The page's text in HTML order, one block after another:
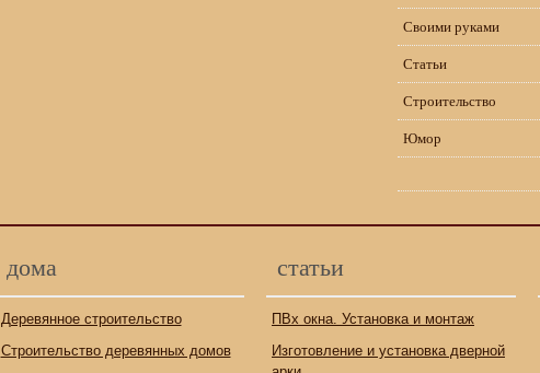
Своими руками
Статьи
Строительство
Юмор
дома
Деревянное строительство
Строительство деревянных домов
статьи
ПВх окна. Установка и монтаж
Изготовление и установка дверной